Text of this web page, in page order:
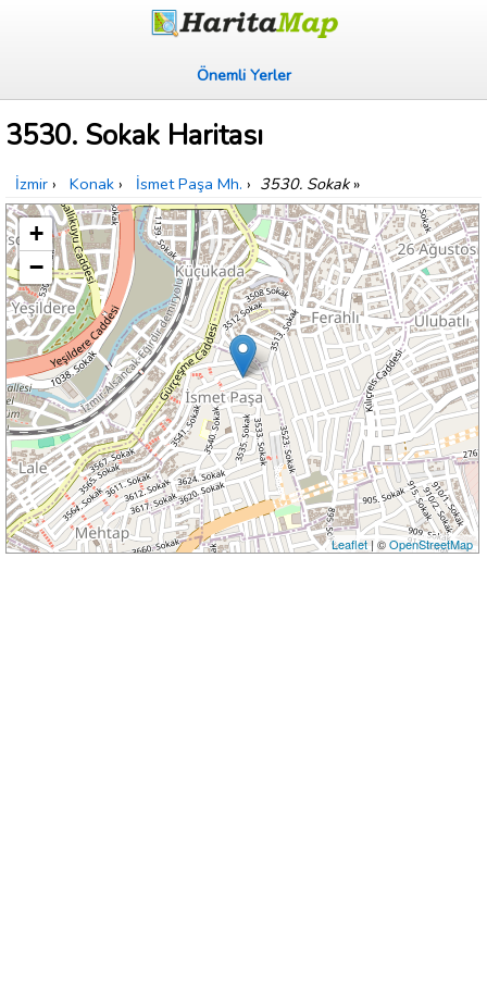
Önemli Yerler
3530. Sokak Haritası
İzmir › Konak › İsmet Paşa Mh. › 3530. Sokak»
+
−
Leaflet| ©OpenStreetMap